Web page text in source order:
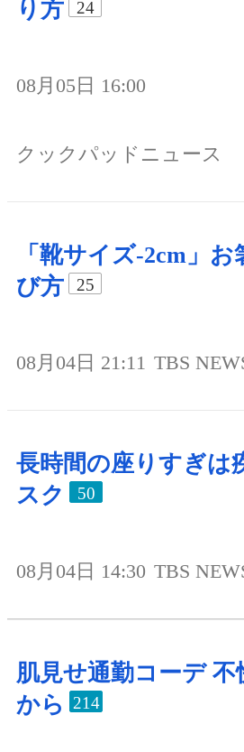
り方 24
08月05日 16:00
クックパッドニュース
「靴サイズ-2cm」お
び方
25
08月04日 21:11 TBS
長時間の座りすぎは
スク
50
08月04日 14:30 TBS
肌見せ通勤コーデ 不
から
214